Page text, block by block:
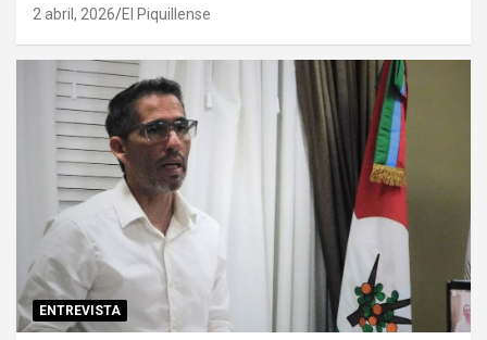
2 abril, 2026 El Piquillense
ENTREVISTA